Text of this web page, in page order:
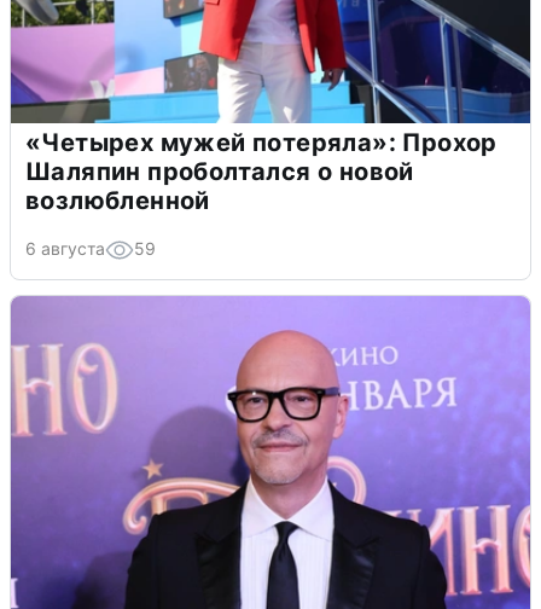
«Четырех мужей потеряла»: Прохор
Шаляпин проболтался о новой
возлюбленной
6 августа 59